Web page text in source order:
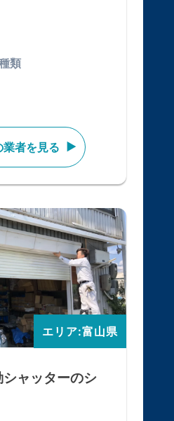
類
業者を見る
エリア:富山県
ャッターのシ